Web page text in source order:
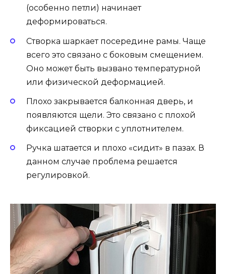
(особенно петли) начинает
деформироваться.
Створка шаркает посередине рамы. Чаще
всего это связано с боковым смещением.
Оно может быть вызвано температурной
или физической деформацией.
Плохо закрывается балконная дверь, и
появляются щели. Это связано с плохой
фиксацией створки с уплотнителем.
Ручка шатается и плохо «сидит» в пазах. В
данном случае проблема решается
регулировкой.